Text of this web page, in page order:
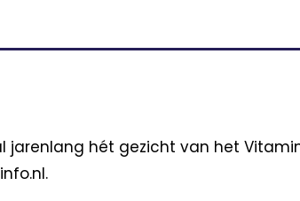
jarenlang hét gezicht van het